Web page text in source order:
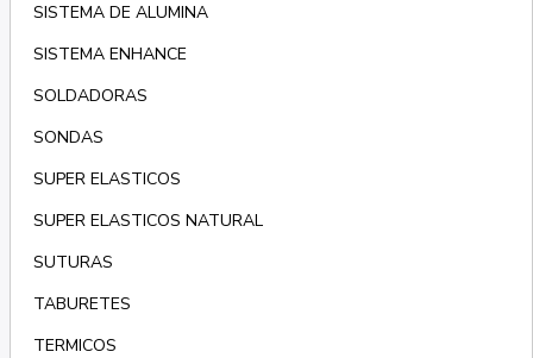
SISTEMA DE ALUMINA
SISTEMA ENHANCE
SOLDADORAS
SONDAS
SUPER ELASTICOS
SUPER ELASTICOS NATURAL
SUTURAS
TABURETES
TERMICOS